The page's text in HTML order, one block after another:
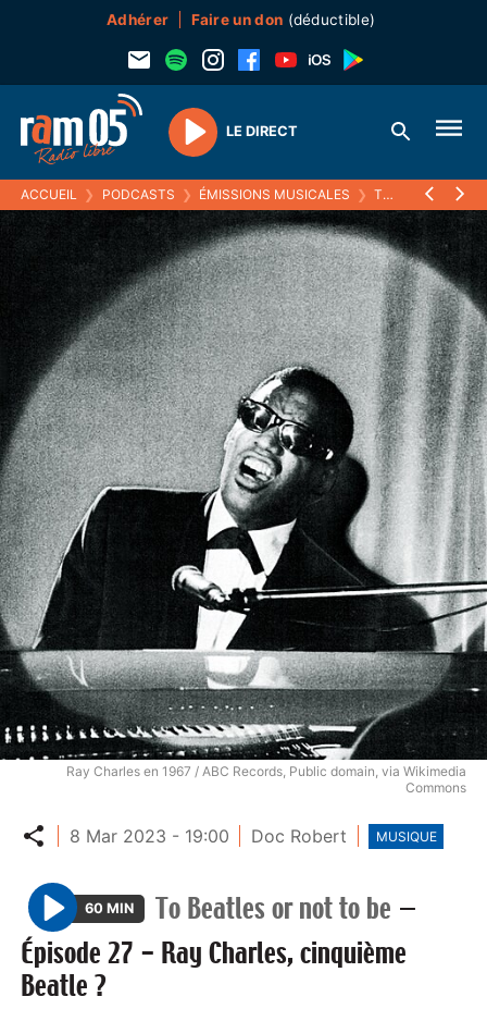
Adhérer Faire un don (déductible)
Play
LE DIRECT
ACCUEIL ❯ PODCASTS ❯ ÉMISSIONS MUSICALES ❯ TO BEATLES OR NOT TO BE
Ray Charles en 1967 / ABC Records, Public domain, via Wikimedia
Commons
Partager
8 Mar 2023 - 19:00 Doc Robert MUSIQUE
P
l
a
60 MIN To Beatles or not to be —
Épisode 27 - Ray Charles, cinquième
Beatle ?